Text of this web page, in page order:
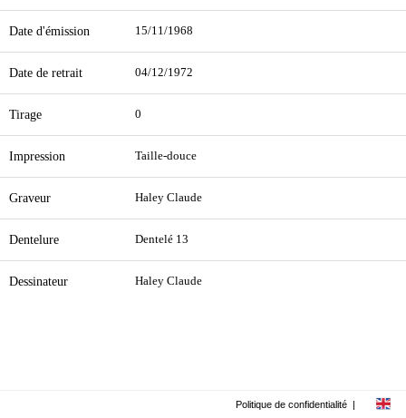
Date d'émission 15/11/1968
Date de retrait 04/12/1972
Tirage 0
Impression Taille-douce
Graveur Haley Claude
Dentelure Dentelé 13
Dessinateur Haley Claude
Politique de confidentialité |